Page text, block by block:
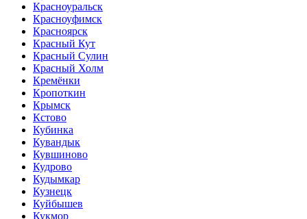
Красноуральск
Красноуфимск
Красноярск
Красный Кут
Красный Сулин
Красный Холм
Кремёнки
Кропоткин
Крымск
Кстово
Кубинка
Кувандык
Кувшиново
Кудрово
Кудымкар
Кузнецк
Куйбышев
Кукмор